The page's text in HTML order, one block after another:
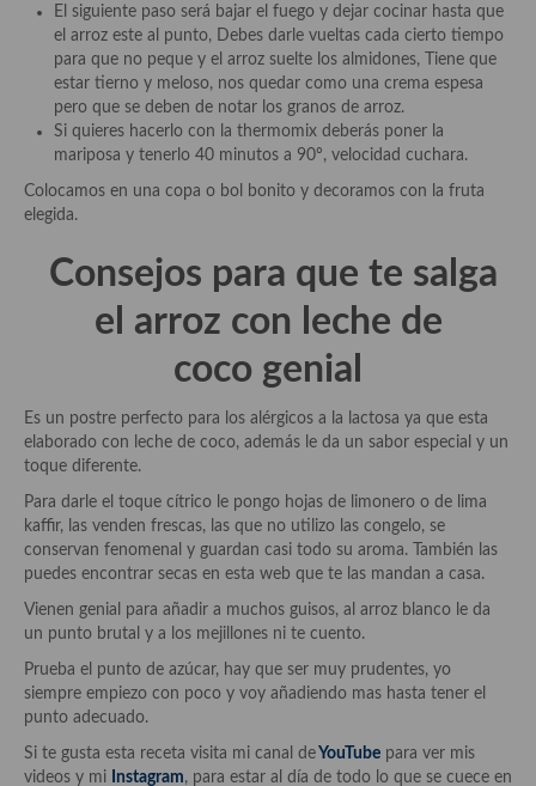
Pasta
Arroces Y fideuás
Legumbres y cereales
Cuscús
Huevos
Pescado y Marisco
Postres con frutas
Quesos, recetas
Salazones y encurtidos
Recetas Especiales
Recetas de Cuaresma
Recetas maridadas con los mejores AOVES
El siguiente paso será bajar el fuego y dejar cocinar hasta que
el arroz este al punto, Debes darle vueltas cada cierto tiempo
para que no peque y el arroz suelte los almidones, Tiene que
estar tierno y meloso, nos quedar como una crema espesa
pero que se deben de notar los granos de arroz.
Si quieres hacerlo con la thermomix deberás poner la
mariposa y tenerlo 40 minutos a 90º, velocidad cuchara.
Colocamos en una copa o bol bonito y decoramos con la fruta
elegida.
Consejos para que te salga
el arroz con leche de
coco genial
Es un postre perfecto para los alérgicos a la lactosa ya que esta
elaborado con leche de coco, además le da un sabor especial y un
toque diferente.
Para darle el toque cítrico le pongo hojas de limonero o de lima
kaffir, las venden frescas, las que no utilizo las congelo, se
conservan fenomenal y guardan casi todo su aroma. También las
puedes encontrar secas en esta web que te las mandan a casa.
Vienen genial para añadir a muchos guisos, al arroz blanco le da
un punto brutal y a los mejillones ni te cuento.
Prueba el punto de azúcar, hay que ser muy prudentes, yo
siempre empiezo con poco y voy añadiendo mas hasta tener el
punto adecuado.
Si te gusta esta receta visita mi canal de YouTube para ver mis
videos y mi
Instagram, para estar al día de todo lo que se cuece en